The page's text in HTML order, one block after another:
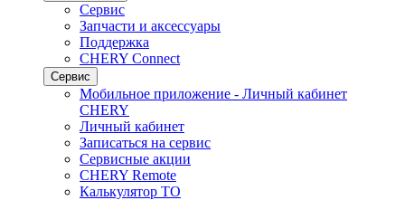
Сервис
Запчасти и аксессуары
Поддержка
CHERY Connect
Сервис
Мобильное приложение - Личный кабинет
CHERY
Личный кабинет
Записаться на сервис
Сервисные акции
CHERY Remote
Калькулятор ТО